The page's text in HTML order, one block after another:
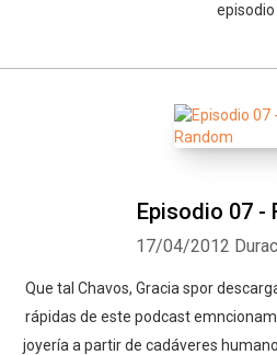
episodio
Episodio 07 -
17/04/2012
Que tal Chavos, Gracia spor
rápidas de este podcast
joyería a partir de cadáveres